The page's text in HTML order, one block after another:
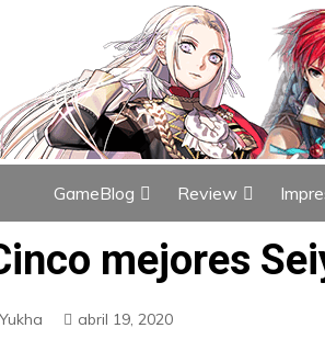
GameBlog
Índice de GameBlog
Review
Índice de
mejores
Yukha abril 19, 2020